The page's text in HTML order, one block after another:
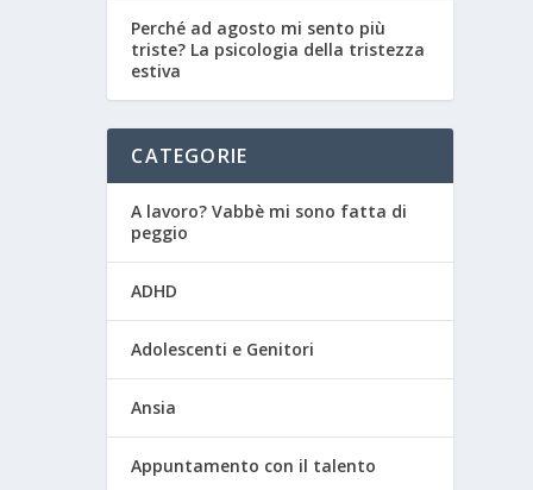
Perché ad agosto mi sento più
triste? La psicologia della tristezza
estiva
CATEGORIE
A lavoro? Vabbè mi sono fatta di
peggio
ADHD
Adolescenti e Genitori
Ansia
Appuntamento con il talento